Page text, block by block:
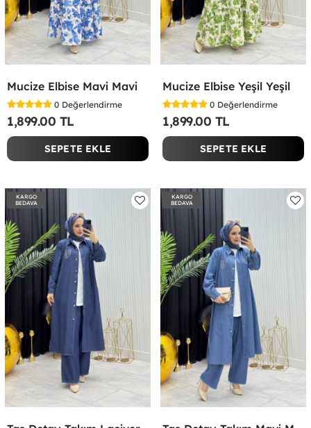
Mucize Elbise Mavi Mavi
0 Değerlendirme
1,899.00 TL
SEPETE EKLE
Mucize Elbise Yeşil Yeşil
0 Değerlendirme
1,899.00 TL
SEPETE EKLE
KARGO
BEDAVA
KARGO
BEDAVA